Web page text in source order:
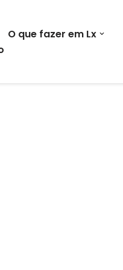
O que fazer em Lx